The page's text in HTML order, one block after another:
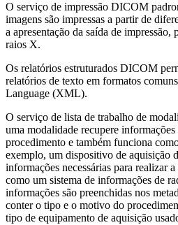
O serviço de impressão DICOM
imagens são impressas a partir de
a apresentação da saída de
raios X.
Os relatórios estruturados DICOM
relatórios de texto em formatos
Language (XML).
O serviço de lista de trabalho de
uma modalidade recupere
procedimento e também funciona
exemplo, um dispositivo de aquisição
informações necessárias para realizar
como um sistema de informações de
informações são preenchidas nos
conter o tipo e o motivo do
tipo de equipamento de aquisição